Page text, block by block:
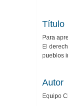
Título
Para
El
pueblos
Autor
Equipo